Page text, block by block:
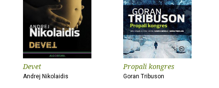
Devet
Andrej Nikolaidis
Propali kongres
Goran Tribuson